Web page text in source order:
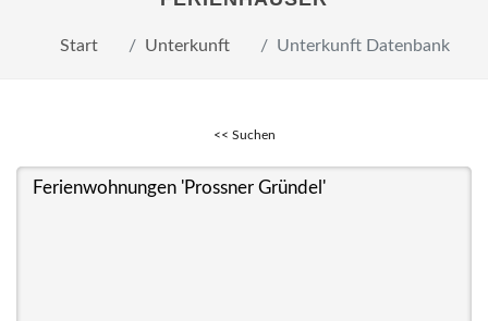
Start Unterkunft Unterkunft Datenbank
<< Suchen
Ferienwohnungen 'Prossner Gründel'